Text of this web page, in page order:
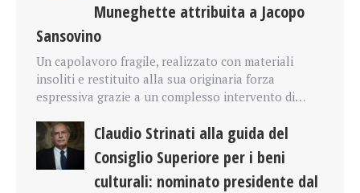
Muneghette attribuita a Jacopo
Sansovino
Un capolavoro fragile, realizzato con materiali
insoliti e restituito alla sua originaria forza
espressiva grazie a un complesso intervento di…
Claudio Strinati alla guida del
Consiglio Superiore per i beni
culturali: nominato presidente dal